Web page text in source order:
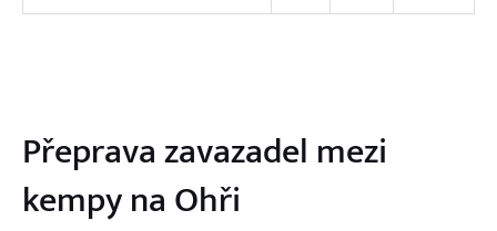
Přeprava zavazadel mezi
kempy na Ohři